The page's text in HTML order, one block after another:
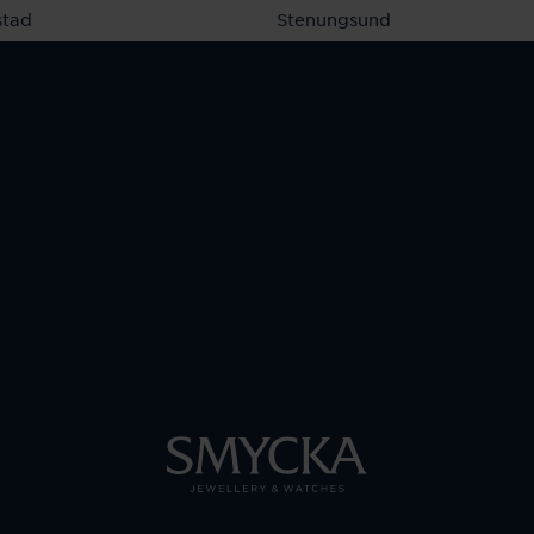
Stenungsund